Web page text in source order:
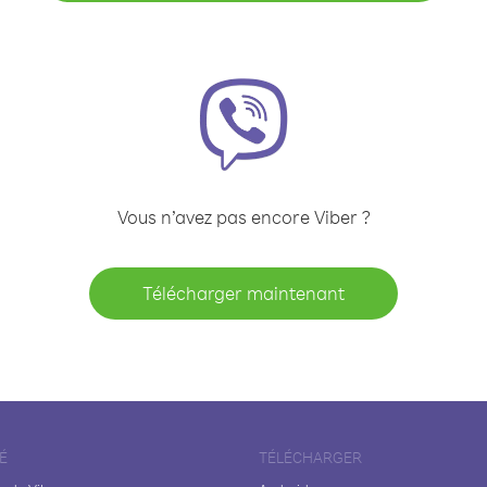
Vous n’avez pas encore Viber ?
Télécharger maintenant
TÉLÉCHARGER